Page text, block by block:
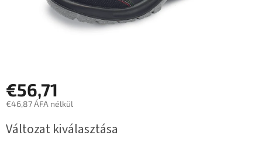
€56,71
€46,87 ÁFA nélkül
Változat kiválasztása